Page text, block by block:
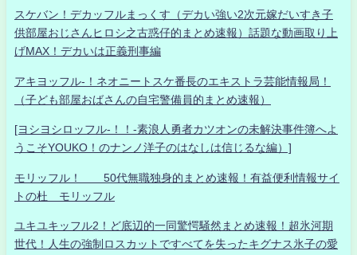
スケバン！デカッフルまっくす（デカい強い2次元嫁だいすき子
供部屋おじさんヒロシ之古惑仔的まとめ速報）話題な動画取り上
げMAX！デカいは正義刑事編
アキヨッフル-！ネオニートスケ番長のエキストラ芸能情報局！
（子ども部屋おばさんの自宅警備員的まとめ速報）
[ヨシヨシロッフル-！！-素浪人勇者カツオンの未解決事件簿へよ
うこそYOUKO！のナンノ洋子のはなしは信じるな編）]
モリッフル！ 50代無職独身的まとめ速報！有益便利情報サイ
トの杜 モリッフル
ユキユキッフル2！ど底辺的一同驚愕騒然まとめ速報！超氷河期
世代！人生の強制ロスカットですべてを失ったキグナス氷子の愛